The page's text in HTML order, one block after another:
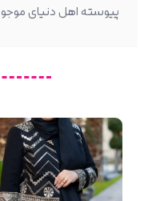
پیوسته اهل دنیای